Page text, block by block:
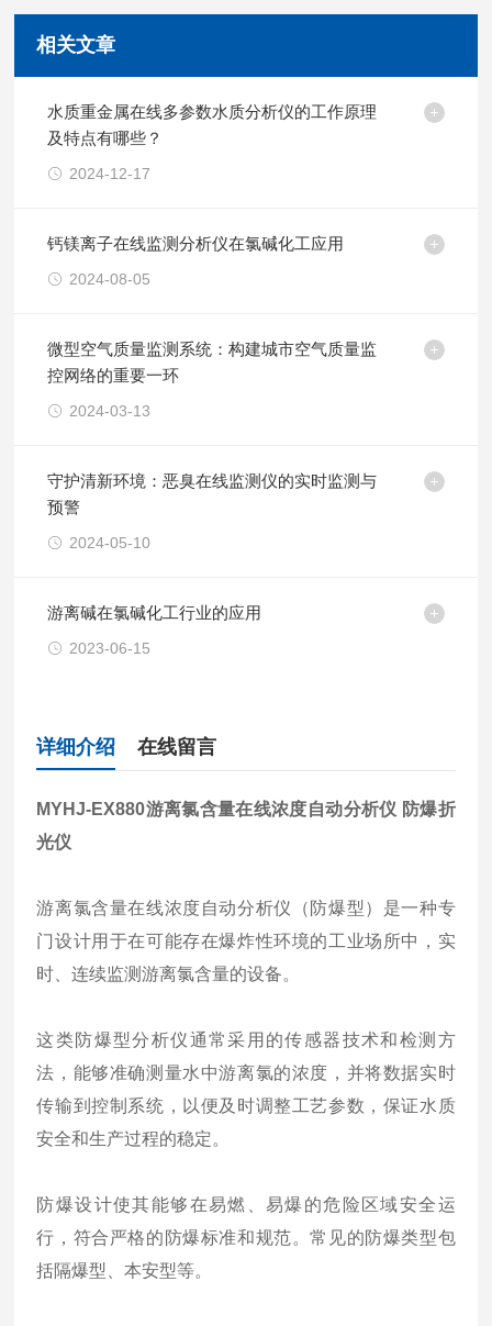
相关文章
水质重金属在线多参数水质分析仪的工作原理
及特点有哪些？
2024-12-17
钙镁离子在线监测分析仪在氯碱化工应用
2024-08-05
微型空气质量监测系统：构建城市空气质量监
控网络的重要一环
2024-03-13
守护清新环境：恶臭在线监测仪的实时监测与
预警
2024-05-10
游离碱在氯碱化工行业的应用
2023-06-15
详细介绍 在线留言
MYHJ-EX880游离氯含量在线浓度自动分析仪 防爆折
光仪
游离氯含量在线浓度自动分析仪（防爆型）是一种专
门设计用于在可能存在爆炸性环境的工业场所中，实
时、连续监测游离氯含量的设备。
这类防爆型分析仪通常采用的传感器技术和检测方
法，能够准确测量水中游离氯的浓度，并将数据实时
传输到控制系统，以便及时调整工艺参数，保证水质
安全和生产过程的稳定。
防爆设计使其能够在易燃、易爆的危险区域安全运
行，符合严格的防爆标准和规范。常见的防爆类型包
括隔爆型、本安型等。